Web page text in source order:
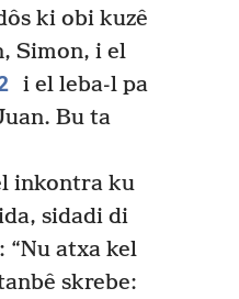
ki obi kuzê
Simon, i el
i el leba-l pa
Bu ta
inkontra ku
sidadi di
atxa kel
skrebe: